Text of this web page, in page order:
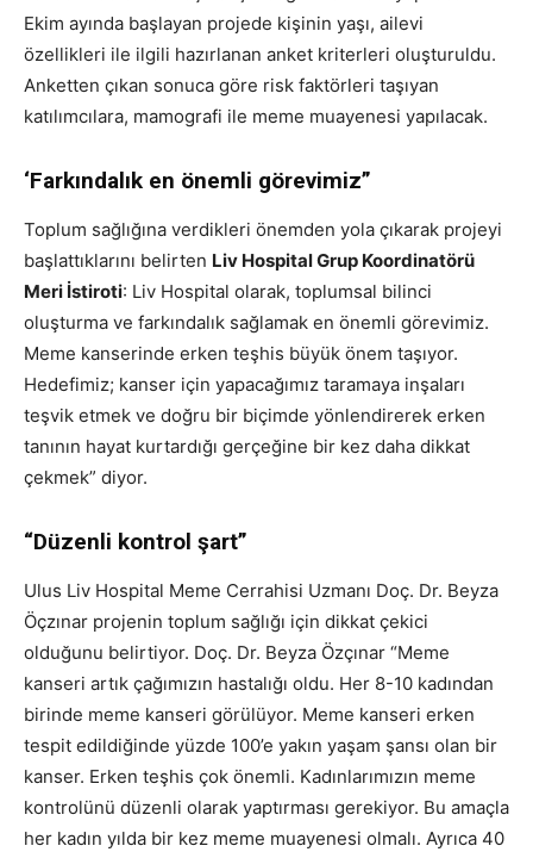
Ekim ayında başlayan projede kişinin yaşı, ailevi
özellikleri ile ilgili hazırlanan anket kriterleri oluşturuldu.
Anketten çıkan sonuca göre risk faktörleri taşıyan
katılımcılara, mamografi ile meme muayenesi yapılacak.
‘Farkındalık en önemli görevimiz”
Toplum sağlığına verdikleri önemden yola çıkarak projeyi
başlattıklarını belirten Liv Hospital Grup Koordinatörü
Meri İstiroti: Liv Hospital olarak, toplumsal bilinci
oluşturma ve farkındalık sağlamak en önemli görevimiz.
Meme kanserinde erken teşhis büyük önem taşıyor.
Hedefimiz; kanser için yapacağımız taramaya inşaları
teşvik etmek ve doğru bir biçimde yönlendirerek erken
tanının hayat kurtardığı gerçeğine bir kez daha dikkat
çekmek” diyor.
“Düzenli kontrol şart”
Ulus Liv Hospital Meme Cerrahisi Uzmanı Doç. Dr. Beyza
Öçzınar projenin toplum sağlığı için dikkat çekici
olduğunu belirtiyor. Doç. Dr. Beyza Özçınar “Meme
kanseri artık çağımızın hastalığı oldu. Her 8-10 kadından
birinde meme kanseri görülüyor. Meme kanseri erken
tespit edildiğinde yüzde 100’e yakın yaşam şansı olan bir
kanser. Erken teşhis çok önemli. Kadınlarımızın meme
kontrolünü düzenli olarak yaptırması gerekiyor. Bu amaçla
her kadın yılda bir kez meme muayenesi olmalı. Ayrıca 40